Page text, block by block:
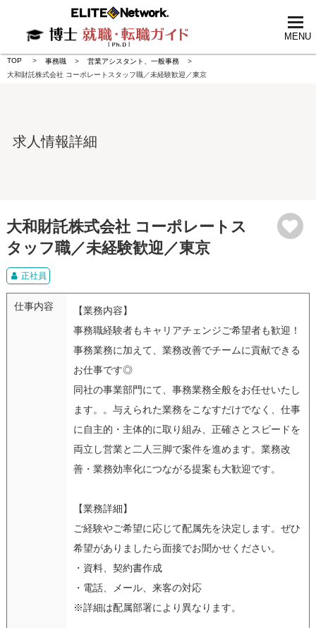
MENU
TOP 事務職
営業アシスタント、一般事務
大和財託株式会社 コーポレートスタッフ職／未経験歓迎／東京
求人情報詳細
大和財託株式会社 コーポレートス
タッフ職／未経験歓迎／東京
正社員
仕事内容
【業務内容】
事務職経験者もキャリアチェンジご希望者も歓迎！
事務業務に加えて、業務改善でチームに貢献できる
お仕事です◎
同社の事業部門にて、事務業務全般をお任せいたし
ます。。与えられた業務をこなすだけでなく、仕事
に自主的・主体的に取り組み、正確さとスピードを
両立し営業と二人三脚で案件を進めます。業務改
善・業務効率化につながる提案も大歓迎です。
【業務詳細】
ご経験やご希望に応じて配属先を決定します。ぜひ
希望がありましたら面接でお聞かせください。
・資料、契約書作成
・電話、メール、来客の対応
※詳細は配属部署により異なります。